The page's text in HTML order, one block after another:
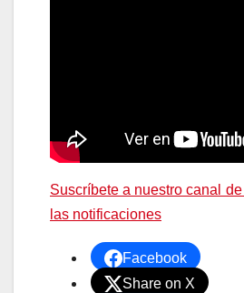
Suscríbete a nuestro canal
las notificaciones
Facebook
Share on X